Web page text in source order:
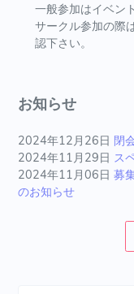
一般参加はイベン
サークル参加の際
認下さい。
お知らせ
2024年12月26日 閉
2024年11月29日 ス
2024年11月06日 募
のお知らせ